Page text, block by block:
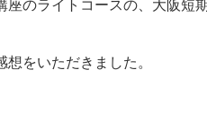
のライトコースの、大阪短
をいただきました。